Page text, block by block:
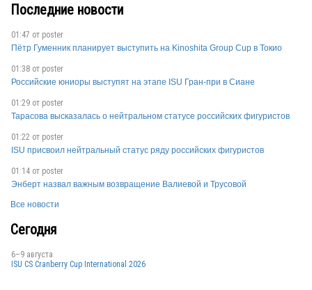
CAN
Последние новости
01:47 от poster
Пётр Гуменник планирует выступить на Kinoshita Group Cup в Токио
01:38 от poster
Российские юниоры выступят на этапе ISU Гран-при в Сиане
01:29 от poster
Тарасова высказалась о нейтральном статусе российских фигуристов
01:22 от poster
ISU присвоил нейтральный статус ряду российских фигуристов
01:14 от poster
Энберт назвал важным возвращение Валиевой и Трусовой
Все новости
Сегодня
6–9 августа
ISU CS Cranberry Cup International 2026